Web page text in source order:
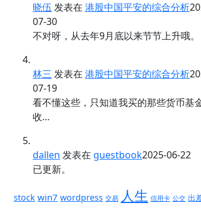
晓伍 发表在 港股中国平安的综合分析
07-30
不对呀，从去年9月底以来节节上升哦。
林三 发表在 港股中国平安的综合分析
07-19
看不懂这些，只知道我买的那些货币基
收…
dallen 发表在 guestbook2025-06-22
已更新。
stock win7 wordpress 交易 人生 信用卡 公交 出